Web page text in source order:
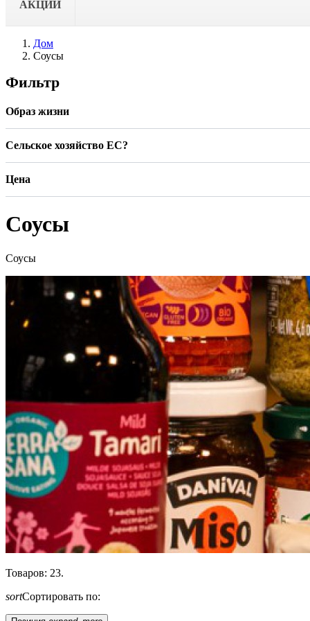
АКЦИИ
Дом
Соусы
Фильтр
Образ жизни
Сельское хозяйство ЕС?
Цена
Соусы
Соусы
Товаров: 23.
sortСортировать по: